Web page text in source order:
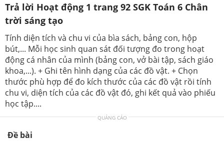
Trả lời Hoạt động 1 trang 92 SGK Toán 6 Chân
trời sáng tạo
Tính diện tích và chu vi của bìa sách, bảng con, hộp
bút,... Mỗi học sinh quan sát đối tượng đo trong hoạt
động cá nhân của mình (bảng con, vở bài tập, sách giáo
khoa,...). + Ghi tên hình dạng của các đồ vật. + Chọn
thước phù hợp để đo kích thước của các đồ vật rồi tính
chu vi, diện tích của các đồ vật đó, ghi kết quả vào phiếu
học tập....
QUẢNG CÁO
Đề bài